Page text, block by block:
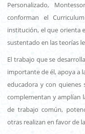
Personalizado,
conforman el
institución, el que orienta
sustentado en las teorías
El trabajo que se
importante de él, apoya a
educadora y con quienes
complementan y amplían
de trabajo común,
otras realizan en favor de